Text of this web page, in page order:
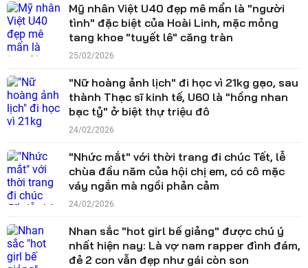
Mỹ nhân Việt U40 đẹp mê mẩn là "người
tình" đặc biệt của Hoài Linh, mặc mỏng
tang khoe "tuyết lê" căng tràn
25/02/2026
"Nữ hoàng ảnh lịch" đi học vì 21kg gạo, sau
thành Thạc sĩ kinh tế, U60 là "hồng nhan
bạc tỷ" ở biệt thự triệu đô
24/02/2026
"Nhức mắt" với thời trang đi chúc Tết, lễ
chùa đầu năm của hội chị em, có cô mặc
váy ngắn mà ngồi phản cảm
24/02/2026
Nhan sắc "hot girl bế giảng" được chú ý
nhất hiện nay: Là vợ nam rapper đình đám,
đẻ 2 con vẫn đẹp như gái còn son